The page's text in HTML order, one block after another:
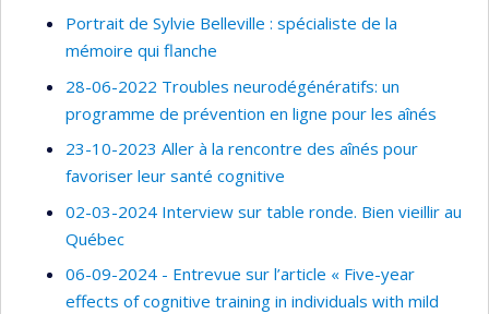
Portrait de Sylvie Belleville : spécialiste de la
mémoire qui flanche
28-06-2022 Troubles neurodégénératifs: un
programme de prévention en ligne pour les aînés
23-10-2023 Aller à la rencontre des aînés pour
favoriser leur santé cognitive
02-03-2024 Interview sur table ronde. Bien vieillir au
Québec
06-09-2024 - Entrevue sur l’article « Five-year
effects of cognitive training in individuals with mild